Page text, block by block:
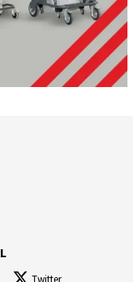
Twitter